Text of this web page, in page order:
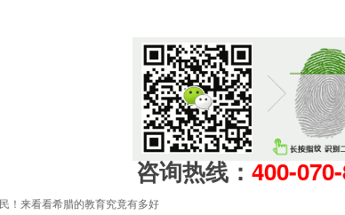
咨询热线： 400-
！来看看希腊的教育究竟有多好